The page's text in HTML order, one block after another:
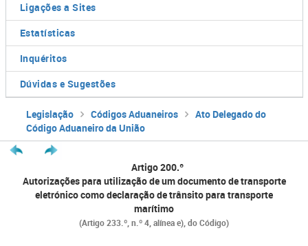
Ligações a Sites
Estatísticas
Inquéritos
Dúvidas e Sugestões
Legislação Códigos Aduaneiros
Ato Delegado do
Código Aduaneiro da União
Artigo 200.º
Autorizações para utilização de um documento de transporte
eletrónico como declaração de trânsito para transporte
marítimo
(Artigo 233.º, n.º 4, alínea e), do Código)